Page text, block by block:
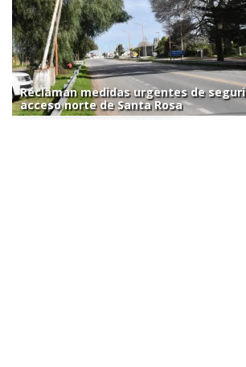
Reclaman medidas urgentes de
acceso norte de Santa Rosa